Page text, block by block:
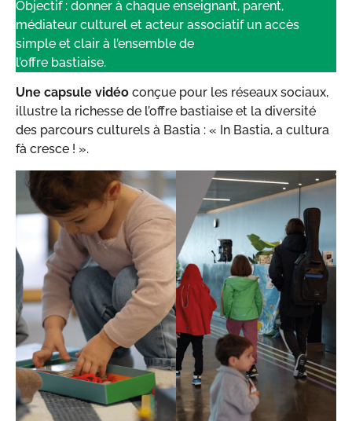
Objectif : donner à chaque enseignant, parent,
médiateur culturel et acteur associatif un accès
simple et clair à l’ensemble de
l’offre bastiaise.
Une capsule vidéo conçue pour les réseaux sociaux,
illustre la richesse de l’offre bastiaise et la diversité
des parcours culturels à Bastia : « In Bastia, a cultura
fà cresce ! ».